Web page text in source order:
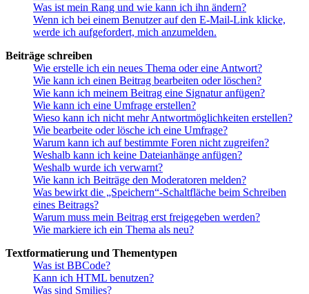
Was ist mein Rang und wie kann ich ihn ändern?
Wenn ich bei einem Benutzer auf den E-Mail-Link klicke,
werde ich aufgefordert, mich anzumelden.
Beiträge schreiben
Wie erstelle ich ein neues Thema oder eine Antwort?
Wie kann ich einen Beitrag bearbeiten oder löschen?
Wie kann ich meinem Beitrag eine Signatur anfügen?
Wie kann ich eine Umfrage erstellen?
Wieso kann ich nicht mehr Antwortmöglichkeiten erstellen?
Wie bearbeite oder lösche ich eine Umfrage?
Warum kann ich auf bestimmte Foren nicht zugreifen?
Weshalb kann ich keine Dateianhänge anfügen?
Weshalb wurde ich verwarnt?
Wie kann ich Beiträge den Moderatoren melden?
Was bewirkt die „Speichern“-Schaltfläche beim Schreiben
eines Beitrags?
Warum muss mein Beitrag erst freigegeben werden?
Wie markiere ich ein Thema als neu?
Textformatierung und Thementypen
Was ist BBCode?
Kann ich HTML benutzen?
Was sind Smilies?